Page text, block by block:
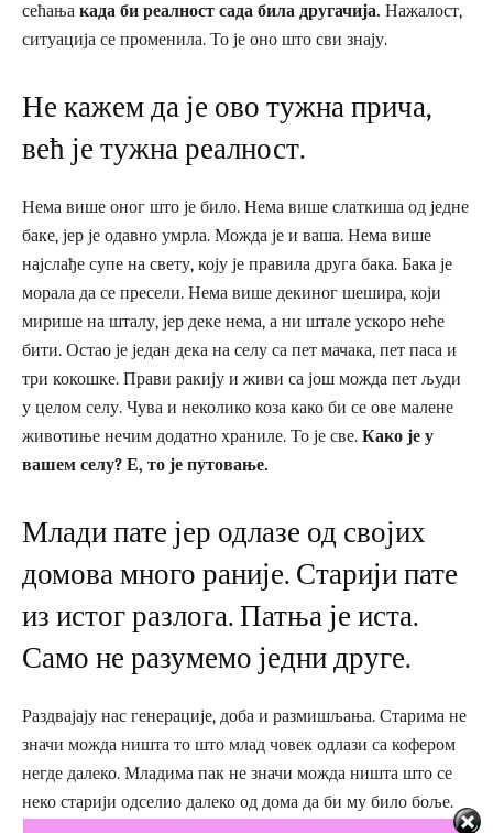
сећања када би реалност сада била другачија. Нажалост,
ситуација се променила. То је оно што сви знају.
Не кажем да је ово тужна прича,
већ је тужна реалност.
Нема више оног што је било. Нема више слаткиша од једне
баке, јер је одавно умрла. Можда је и ваша. Нема више
најслађе супе на свету, коју је правила друга бака. Бака је
морала да се пресели. Нема више декиног шешира, који
мирише на шталу, јер деке нема, а ни штале ускоро неће
бити. Остао је један дека на селу са пет мачака, пет паса и
три кокошке. Прави ракију и живи са још можда пет људи
у целом селу. Чува и неколико коза како би се ове малене
животиње нечим додатно храниле. То је све. Како је у
вашем селу? Е, то је путовање.
Млади пате јер одлазе од својих
домова много раније. Старији пате
из истог разлога. Патња је иста.
Само не разумемо једни друге.
Раздвајају нас генерације, доба и размишљања. Старима не
значи можда ништа то што млад човек одлази са кофером
негде далеко. Младима пак не значи можда ништа што се
неко старији одселио далеко од дома да би му било боље.